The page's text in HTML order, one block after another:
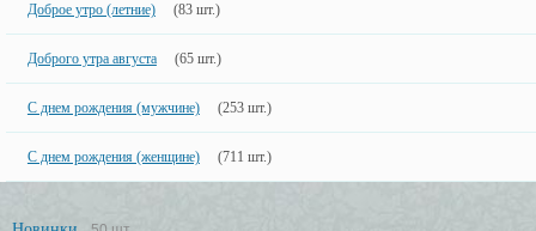
Доброе утро (летние) (83 шт.)
Доброго утра августа (65 шт.)
С днем рождения (мужчине) (253 шт.)
С днем рождения (женщине) (711 шт.)